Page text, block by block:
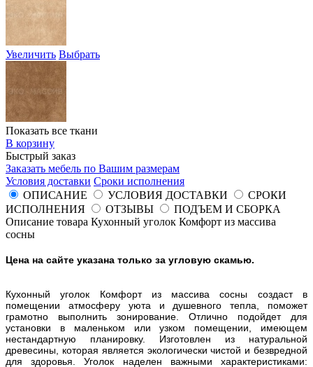
Увеличить Выбрать
Показать все ткани
В корзину
Быстрый заказ
Заказать мебель по Вашим размерам
Условия доставки Сроки исполнения
ОПИСАНИЕ
УСЛОВИЯ ДОСТАВКИ
СРОКИ
ИСПОЛНЕНИЯ
ОТЗЫВЫ
ПОДЪЕМ И СБОРКА
Описание товара Кухонный уголок Комфорт из массива
сосны
Цена на сайте указана только за угловую скамью.
Кухонный уголок Комфорт из массива сосны создаст в
помещении атмосферу уюта и душевного тепла, поможет
грамотно выполнить зонирование. Отлично подойдет для
установки в маленьком или узком помещении, имеющем
нестандартную планировку. Изготовлен из натуральной
древесины, которая является экологически чистой и безвредной
для здоровья. Уголок наделен важными характеристиками: